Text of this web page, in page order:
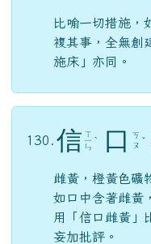
比喻一切措施，
複其事，全無創
施床」亦同。
130. 信 ㄒ
ㄧ
ㄣ
ˋ 口
ㄎ
ㄡ ˇ
雌黃，橙黃色礦
如口中含著雌黃
用「信口雌黃」
妄加批評。